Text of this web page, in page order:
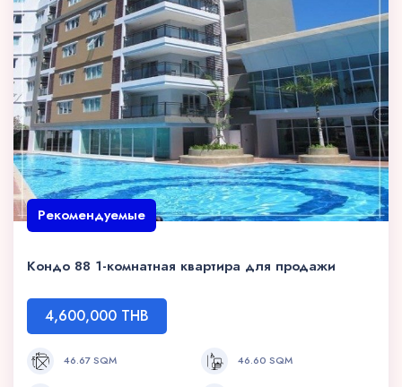
Рекомендуемые
Кондо 88 1-комнатная квартира для продажи
4,600,000 THB
46.67 SQM 46.60 SQM